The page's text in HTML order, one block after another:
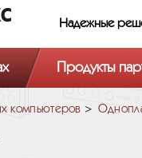
Надежные
Продукты
компьютеров